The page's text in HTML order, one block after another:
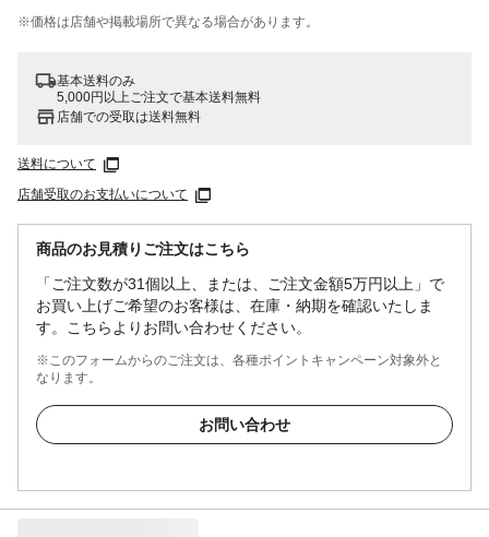
※価格は​店舗や​掲載場所で​異なる​場合が​あります。
基本送料のみ
5,000円以上ご注文で基本送料無料
店舗での受取は送料無料
送料について
店舗受取のお支払いについて
商品のお見積りご注文はこちら
「ご注文数が31個以上、または、ご注文金額5万円以上」で
お買い上げご希望のお客様は、在庫・納期を確認いたしま
す。こちらよりお問い合わせください。
※このフォームからのご注文は、各種ポイントキャンペーン対象外と
なります。
お問い合わせ